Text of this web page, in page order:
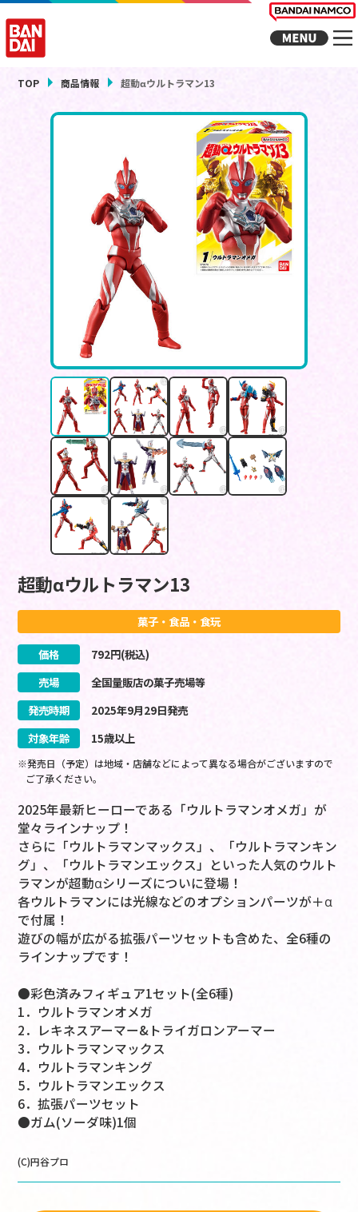
TOP 商品情報 超動αウルトラマン13
超動αウルトラマン13
菓子・食品・食玩
価格 792円(税込)
売場
全国量販店の菓子売場等
発売時期
2025年9月29日発売
対象年齢
15歳以上
※発売日（予定）は地域・店舗などによって異なる場合がございますので
ご了承ください。
2025年最新ヒーローである「ウルトラマンオメガ」が
堂々ラインナップ！
さらに「ウルトラマンマックス」、「ウルトラマンキン
グ」、「ウルトラマンエックス」といった人気のウルト
ラマンが超動αシリーズについに登場！
各ウルトラマンには光線などのオプションパーツが＋α
で付属！
遊びの幅が広がる拡張パーツセットも含めた、全6種の
ラインナップです！
●彩色済みフィギュア1セット(全6種)
1．ウルトラマンオメガ
2．レキネスアーマー&トライガロンアーマー
3．ウルトラマンマックス
4．ウルトラマンキング
5．ウルトラマンエックス
6．拡張パーツセット
●ガム(ソーダ味)1個
(C)円谷プロ